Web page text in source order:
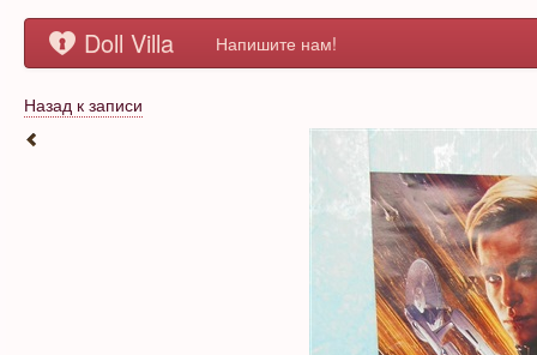
Doll Villa Напишите нам!
Назад к записи